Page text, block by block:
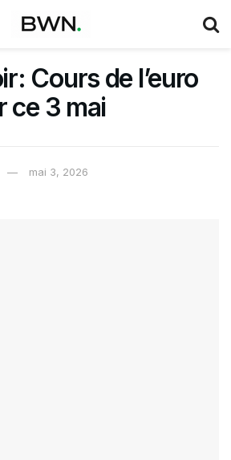
Cours de l’euro
ce 3 mai
mai 3, 2026